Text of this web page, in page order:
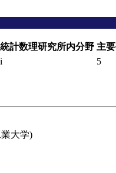
統計数理研究所内分野 主
i 5
大学)